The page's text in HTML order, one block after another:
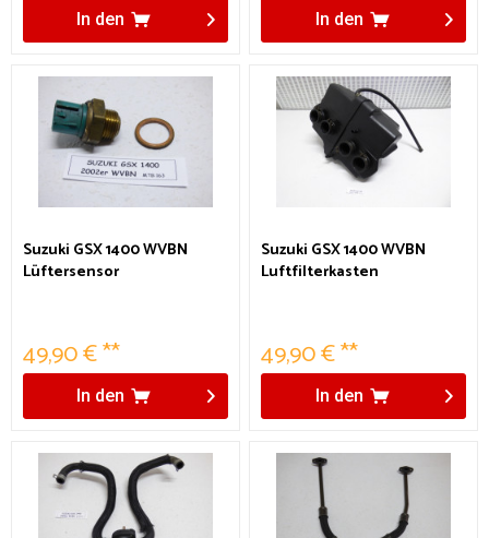
In den In den
Suzuki GSX 1400 WVBN
Lüftersensor
49,90 € **
In den
Suzuki GSX 1400 WVBN
Luftfilterkasten
49,90 € **
In den